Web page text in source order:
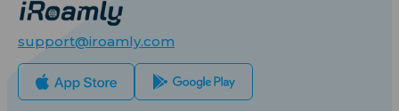
support@iroamly.com